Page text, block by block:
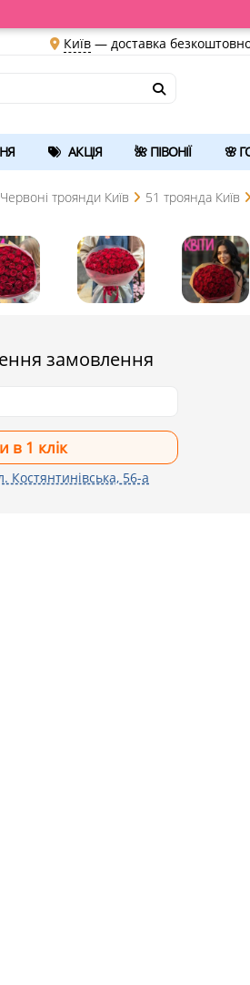
Київ — доставка
АКЦІЯ 🌺 ПІВОНІЇ 🌸
Червоні троянди Київ 51 троянда Київ
замовлення
Костянтинівська, 56-а